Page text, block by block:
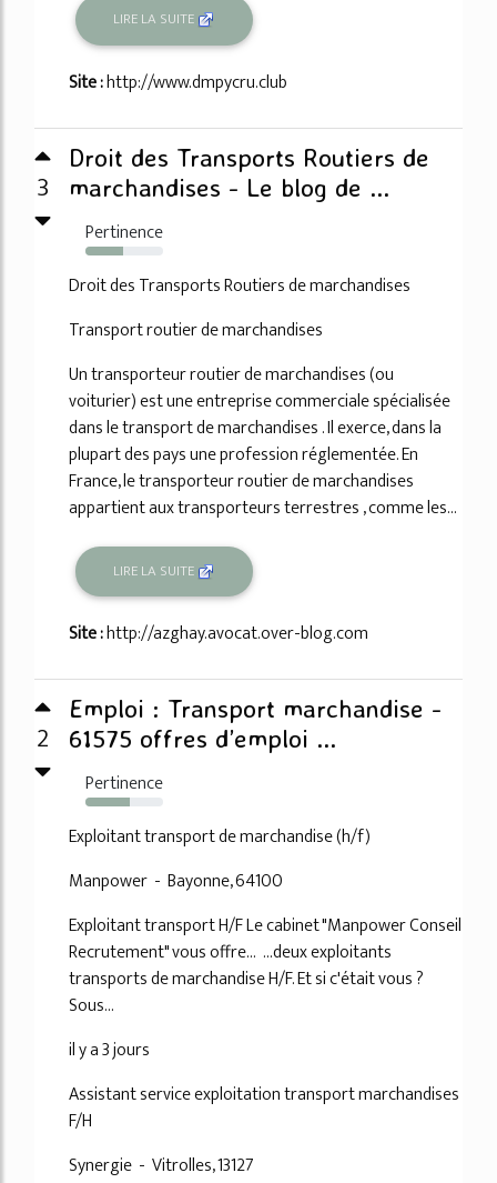
LIRE LA SUITE
Site :http://www.dmpycru.club
3
Droit des Transports Routiers de
marchandises - Le blog de ...
Pertinence
49%
Droit des Transports Routiers de marchandises
Transport routier de marchandises
Un transporteur routier de marchandises (ou
voiturier) est une entreprise commerciale spécialisée
dans le transport de marchandises . Il exerce, dans la
plupart des pays une profession réglementée. En
France, le transporteur routier de marchandises
appartient aux transporteurs terrestres , comme les...
LIRE LA SUITE
Site :http://azghay.avocat.over-blog.com
2
Emploi : Transport marchandise -
61575 offres d’emploi ...
Pertinence
57%
Exploitant transport de marchandise (h/f)
Manpower - Bayonne, 64100
Exploitant transport H/F Le cabinet "Manpower Conseil
Recrutement" vous offre... ...deux exploitants
transports de marchandise H/F. Et si c'était vous ?
Sous...
il y a 3 jours
Assistant service exploitation transport marchandises
F/H
Synergie - Vitrolles, 13127